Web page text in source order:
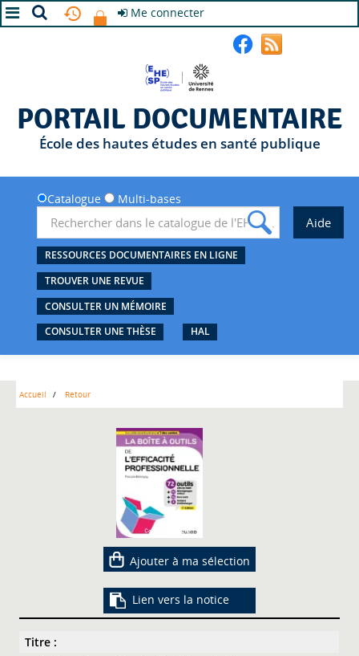
Me connecter
PORTAIL DOCUMENTAIRE
École des hautes études en santé publique
Catalogue Multi-bases
RESSOURCES DOCUMENTAIRES EN LIGNE
TROUVER UNE REVUE
CONSULTER UN MÉMOIRE
CONSULTER UNE THÈSE
HAL
Accueil Retour
Ajouter à ma sélection
Lien vers la notice
Titre :